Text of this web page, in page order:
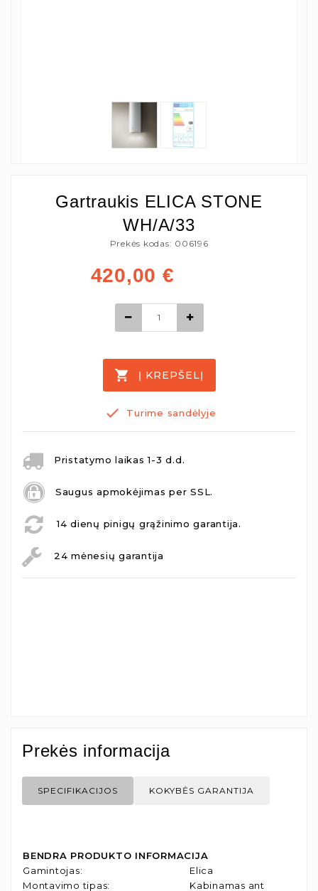
Gartraukis ELICA STONE
WH/A/33
Prekės kodas: 006196
420,00 €
Į KREPŠELĮ
Turime sandėlyje
Pristatymo laikas 1-3 d.d.
Saugus apmokėjimas per SSL.
14 dienų pinigų grąžinimo garantija.
24 mėnesių garantija
Prekės informacija
SPECIFIKACIJOS KOKYBĖS GARANTIJA
BENDRA PRODUKTO INFORMACIJA
Gamintojas:
Elica
Montavimo tipas: Kabinamas ant